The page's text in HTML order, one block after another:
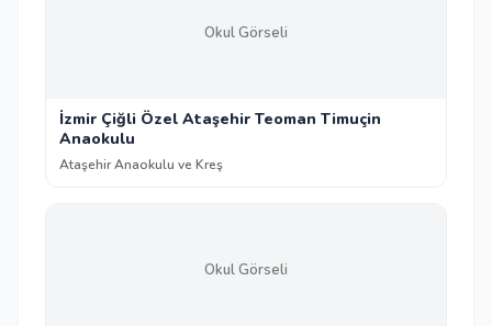
Okul Görseli
İzmir Çiğli Özel Ataşehir Teoman Timuçin
Anaokulu
Ataşehir Anaokulu ve Kreş
Okul Görseli